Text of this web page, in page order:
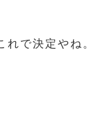
れで決定やね。